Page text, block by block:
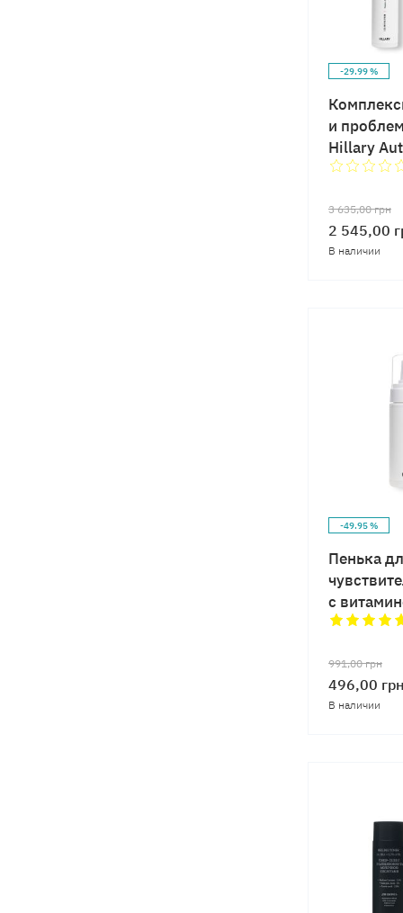
-29.99 %
и
Hillary
3 635,00грн
2 545,00
В наличии
-49.95 %
Пенька
с
991,00грн
496,00 грн
В наличии